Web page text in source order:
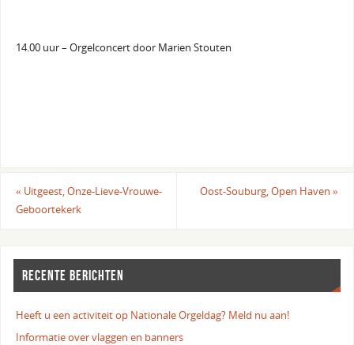
14.00 uur – Orgelconcert door Marien Stouten
« Uitgeest, Onze-Lieve-Vrouwe-
Geboortekerk
Oost-Souburg, Open Haven»
RECENTE BERICHTEN
Heeft u een activiteit op Nationale Orgeldag? Meld nu aan!
Informatie over vlaggen en banners